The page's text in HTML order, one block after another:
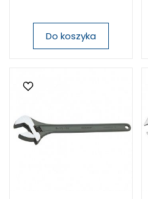
Do koszyka